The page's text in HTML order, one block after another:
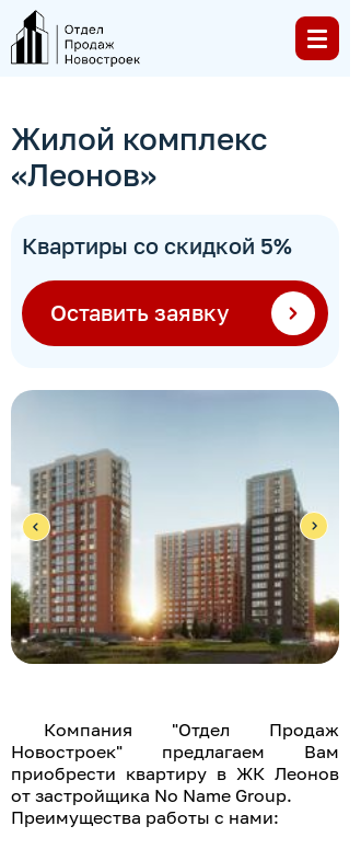
Жилой комплекс
«Леонов»
Квартиры со скидкой 5%
Оставить заявку
Компания "Отдел Продаж
Новостроек" предлагаем Вам
приобрести квартиру в ЖК Леонов
от застройщика No Name Group.
Преимущества работы с нами: